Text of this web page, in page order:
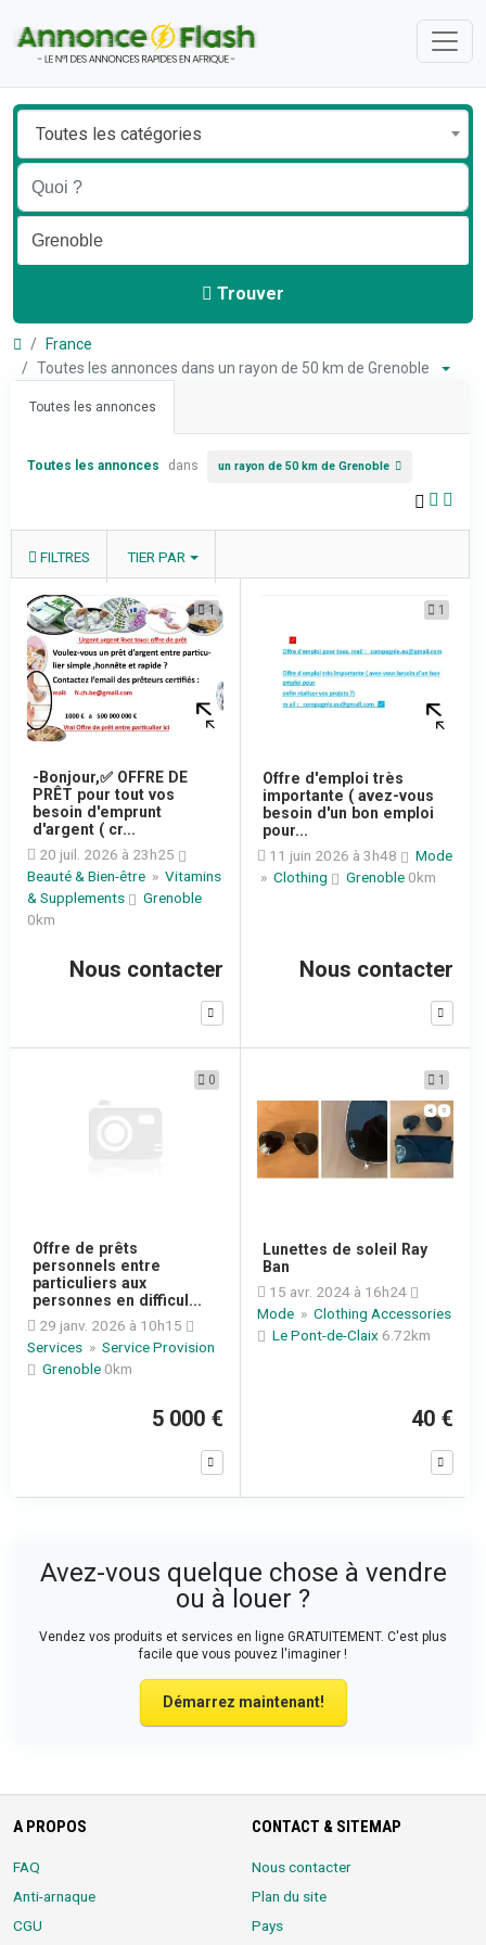
Toutes les catégories
Trouver
France
Toutes les annonces dans un rayon de 50 km de Grenoble
Toutes les annonces
Toutes les annonces dans un rayon de 50 km de Grenoble
FILTRES TIER PAR
1
-Bonjour,✅ OFFRE DE
PRÊT pour tout vos
besoin d'emprunt
d'argent ( cr...
20 juil. 2026 à 23h25
Beauté & Bien-être » Vitamins
& Supplements
Grenoble
0km
Nous contacter
1
Offre d'emploi très
importante ( avez-vous
besoin d'un bon emploi
pour...
11 juin 2026 à 3h48
Mode
» Clothing Grenoble 0km
Nous contacter
0
Offre de prêts
personnels entre
particuliers aux
personnes en difficul...
29 janv. 2026 à 10h15
Services » Service Provision
Grenoble 0km
5 000 €
1
Lunettes de soleil Ray
Ban
15 avr. 2024 à 16h24
Mode » Clothing Accessories
Le Pont-de-Claix 6.72km
40 €
Avez-vous quelque chose à vendre
ou à louer ?
Vendez vos produits et services en ligne GRATUITEMENT. C'est plus
facile que vous pouvez l'imaginer !
Démarrez maintenant!
A PROPOS
FAQ
Anti-arnaque
CGU
CONTACT & SITEMAP
Nous contacter
Plan du site
Pays